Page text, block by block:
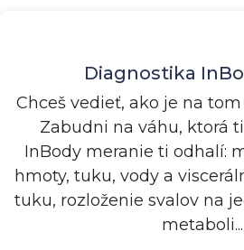
Diagnostika
Chceš vedieť, ako je na
Zabudni na váhu, ktorá
InBody meranie ti odhalí:
hmoty, tuku, vody a
tuku, rozloženie svalov na
metaboli...